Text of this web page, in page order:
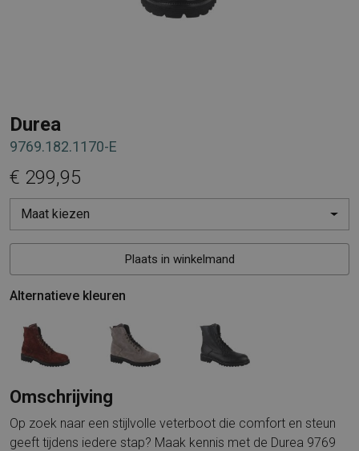
Durea
9769.182.1170-E
€ 299,95
Maat kiezen
Plaats in winkelmand
Alternatieve kleuren
Omschrijving
Op zoek naar een stijlvolle veterboot die comfort en steun
geeft tijdens iedere stap? Maak kennis met de Durea 9769